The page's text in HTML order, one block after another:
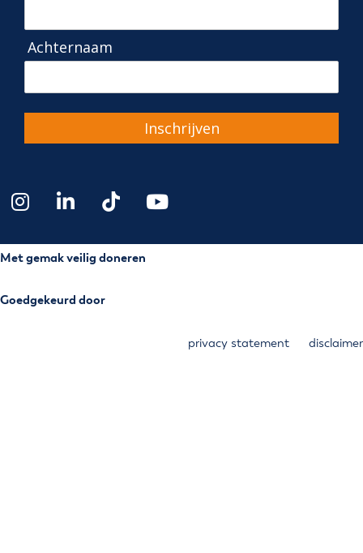
Achternaam
Inschrijven
Met gemak veilig doneren
Goedgekeurd door
privacy statement disclaimer